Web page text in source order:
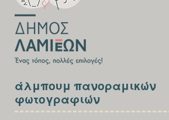
SECTION
FOOTER-
THIRD
άλμπουμ πανοραμικών
φωτογραφιών